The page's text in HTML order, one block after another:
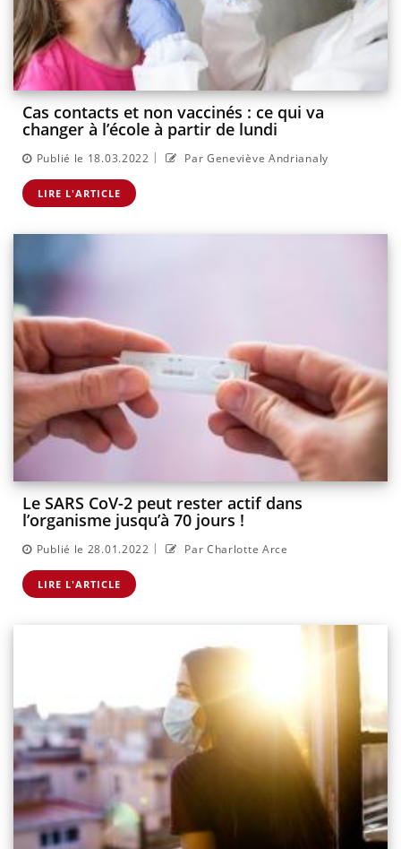
Cas contacts et non vaccinés : ce qui va
changer à l’école à partir de lundi
Publié le 18.03.2022 | Par Geneviève Andrianaly
LIRE L'ARTICLE
Le SARS CoV-2 peut rester actif dans
l’organisme jusqu’à 70 jours !
Publié le 28.01.2022 | Par Charlotte Arce
LIRE L'ARTICLE